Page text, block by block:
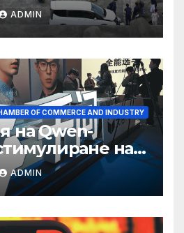
на водород
ADMIN
OF COMMERCE AND INDUSTRY
на Qwen-
на
618
ADMIN